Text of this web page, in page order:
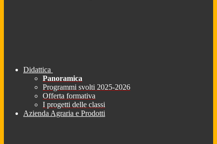
Didattica
Panoramica
Programmi svolti 2025-2026
Offerta formativa
I progetti delle classi
Azienda Agraria e Prodotti